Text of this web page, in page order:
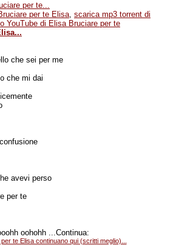
per te...
per te Elisa, scarica mp3 torrent di
YouTube di Elisa Bruciare per te
che sei per me
che mi dai
avevi perso
per te
oohohh ...Continua:
te Elisa continuano qui (scritti meglio)...